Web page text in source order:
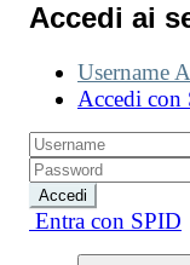
Accedi ai
Username
Accedi con
Accedi
Entra con SPID